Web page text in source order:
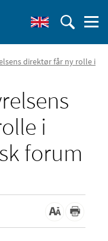
direktør får ny rolle i
i
forum